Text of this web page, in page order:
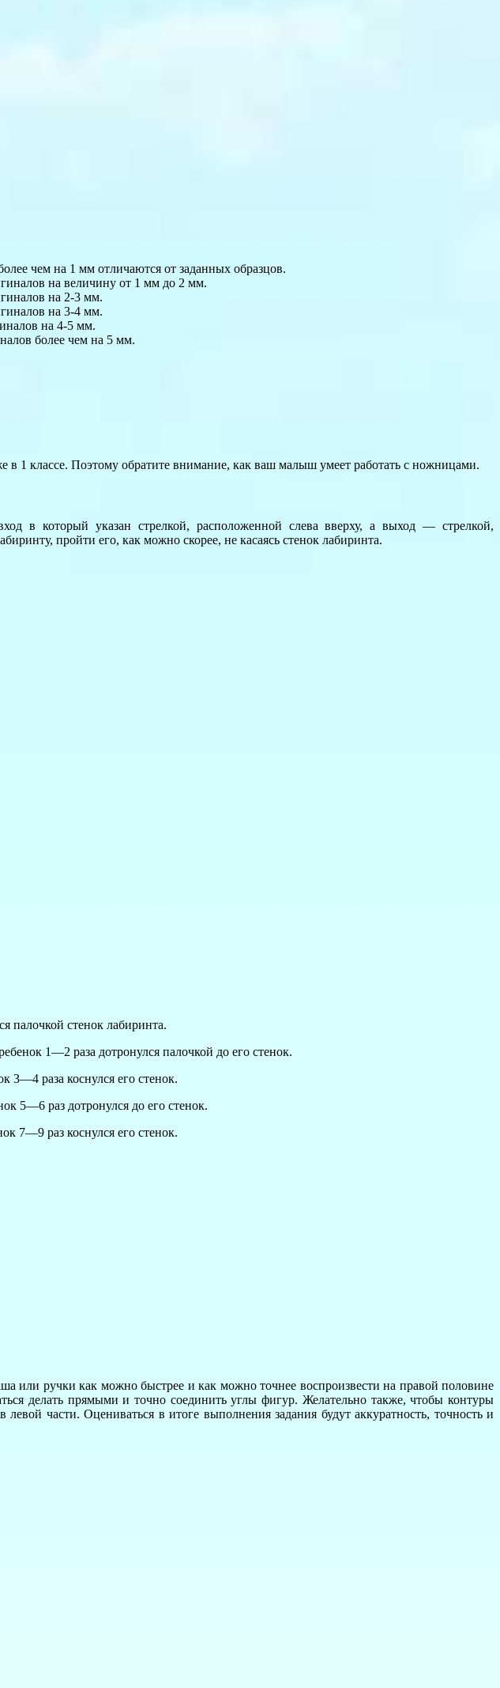
чем на 1 мм отличаются от заданных образцов.
на величину от 1 мм до 2 мм.
на 2-3 мм.
на 3-4 мм.
на 4-5 мм.
более чем на 5 мм.
в 1 классе. Поэтому обратите внимание, как ваш малыш умеет работать с ножницами.
в который указан стрелкой, расположенной слева вверху, а выход — стрелкой,
пройти его, как можно скорее, не касаясь стенок лабиринта.
палочкой стенок лабиринта.
1—2 раза дотронулся палочкой до его стенок.
3—4 раза коснулся его стенок.
5—6 раз дотронулся до его стенок.
7—9 раз коснулся его стенок.
или ручки как можно быстрее и как можно точнее воспроизвести на правой половине
делать прямыми и точно соединить углы фигур. Желательно также, чтобы контуры
части. Оцениваться в итоге выполнения задания будут аккуратность, точность и